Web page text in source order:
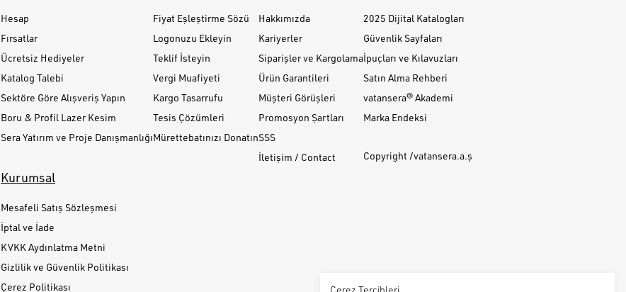
Çerez Tercihleri
Hesap
Fırsatlar
Ücretsiz Hediyeler
Katalog Talebi
Sektöre Göre Alışveriş Yapın
Boru & Profil Lazer Kesim
Sera Yatırım ve Proje Danışmanlığı
Fiyat Eşleştirme Sözü
Logonuzu Ekleyin
Teklif İsteyin
Vergi Muafiyeti
Kargo Tasarrufu
Tesis Çözümleri
Mürettebatınızı Donatın
Hakkımızda
Kariyerler
Siparişler ve Kargolama
Ürün Garantileri
Müşteri Görüşleri
Promosyon Şartları
SSS
İletişim / Contact
2025 Dijital Katalogları
Güvenlik Sayfaları
İpuçları ve Kılavuzları
Satın Alma Rehberi
vatansera® Akademi
Marka Endeksi
Copyright /vatansera.a.ş
Kurumsal
Mesafeli Satış Sözleşmesi
İptal ve İade
KVKK Aydınlatma Metni
Gizlilik ve Güvenlik Politikası
Çerez Politikası